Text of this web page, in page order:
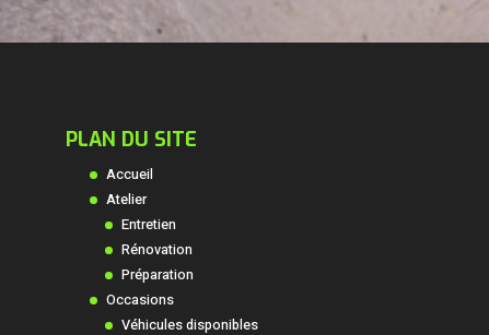
PLAN DU SITE
Accueil
Atelier
Entretien
Rénovation
Préparation
Occasions
Véhicules disponibles